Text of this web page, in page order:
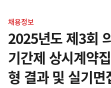
텐
츠
영
역
채용정보
2025년도 제3회
기간제 상시계약
형 결과 및 실기면